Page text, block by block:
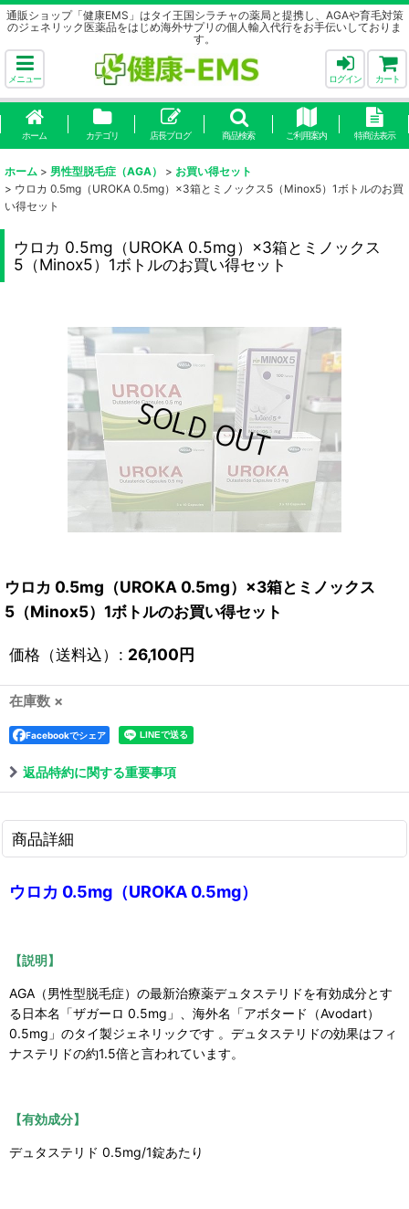
通販ショップ「健康EMS」はタイ王国シラチャの薬局と提携し、AGAや育毛対策
のジェネリック医薬品をはじめ海外サプリの個人輸入代行をお手伝いしておりま
す。
メニュー ログイン カート
ホーム カテゴリ 店長ブログ 商品検索 ご利用案内 特商法表示
ホーム > 男性型脱毛症（AGA） > お買い得セット
> ウロカ 0.5mg（UROKA 0.5mg）×3箱とミノックス5（Minox5）1ボトルのお買
い得セット
ウロカ 0.5mg（UROKA 0.5mg）×3箱とミノックス
5（Minox5）1ボトルのお買い得セット
ウロカ 0.5mg（UROKA 0.5mg）×3箱とミノックス
5（Minox5）1ボトルのお買い得セット
価格（送料込） : 26,100円
在庫数 ×
Facebookでシェア
返品特約に関する重要事項
商品詳細
ウロカ 0.5mg（UROKA 0.5mg）
【説明】
AGA（男性型脱毛症）の最新治療薬デュタステリドを有効成分とす
る日本名「ザガーロ 0.5mg」、海外名「アボタード（Avodart）
0.5mg」のタイ製ジェネリックです 。デュタステリドの効果はフィ
ナステリドの約1.5倍と言われています。
【有効成分】
デュタステリド 0.5mg/1錠あたり